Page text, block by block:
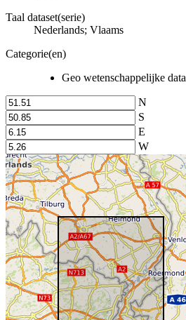
Taal dataset(serie)
Nederlands; Vlaams
Categorie(en)
Geo wetenschappelijke data
N
S
E
W